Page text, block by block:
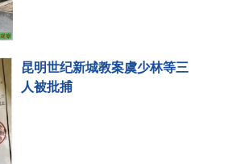
昆明世纪新城教案虞少林等三
人被批捕